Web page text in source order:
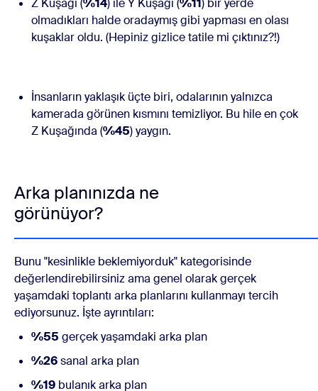
olmadıkları halde oradaymış gibi yapması en olası
kuşaklar oldu. (Hepiniz gizlice tatile mi çıktınız?!)
İnsanların yaklaşık üçte biri, odalarının yalnızca
kamerada görünen kısmını temizliyor. Bu hile en çok
Z Kuşağında (%45) yaygın.
Arka planınızda ne
görünüyor?
Bunu "kesinlikle beklemiyorduk" kategorisinde
değerlendirebilirsiniz ama genel olarak gerçek
yaşamdaki toplantı arka planlarını kullanmayı tercih
ediyorsunuz. İşte ayrıntıları:
%55 gerçek yaşamdaki arka plan
%26sanal arka plan
%19 bulanık arka plan